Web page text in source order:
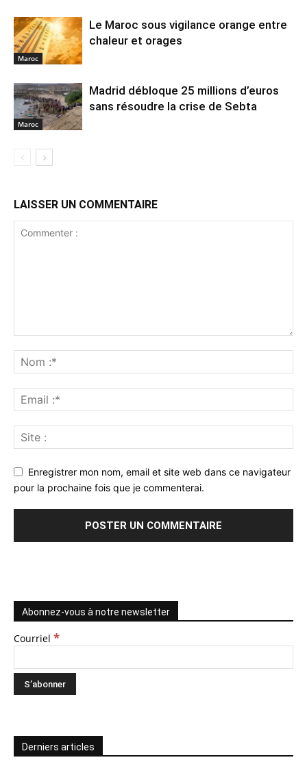
Maroc
Le Maroc sous vigilance orange entre
chaleur et orages
Maroc
Madrid débloque 25 millions d’euros
sans résoudre la crise de Sebta
LAISSER UN COMMENTAIRE
Enregistrer mon nom, email et site web dans ce navigateur
pour la prochaine fois que je commenterai.
Abonnez-vous à notre newsletter
Courriel *
Derniers articles